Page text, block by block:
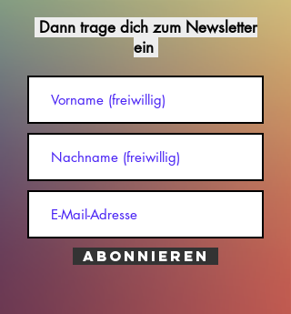
Dann trage dich zum Newsletter
ein
ABONNIEREN